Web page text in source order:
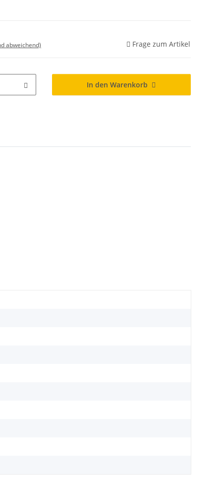
abweichend) Frage zum Artikel
In den Warenkorb